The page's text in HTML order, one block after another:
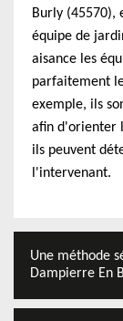
Burly (45570),
équipe de
aisance les
parfaitement
exemple, ils
afin d'orienter
ils peuvent
l'intervenant.
Une méthode
Dampierre En